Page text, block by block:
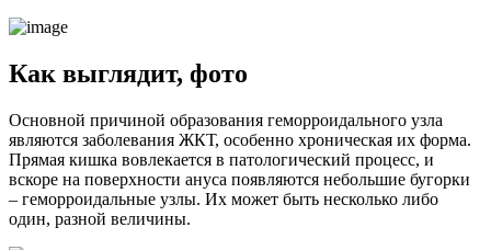
Как выглядит, фото
Основной причиной образования геморроидального узла
являются заболевания ЖКТ, особенно хроническая их форма.
Прямая кишка вовлекается в патологический процесс, и
вскоре на поверхности ануса появляются небольшие бугорки
– геморроидальные узлы. Их может быть несколько либо
один, разной величины.